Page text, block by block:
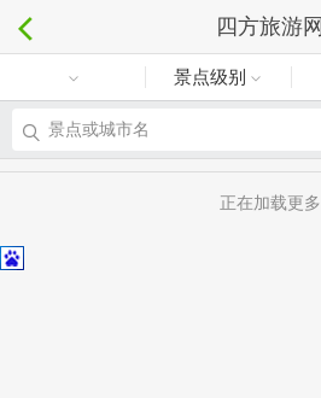
四方旅游网
景点级别
景点或城市名
正在加载更多